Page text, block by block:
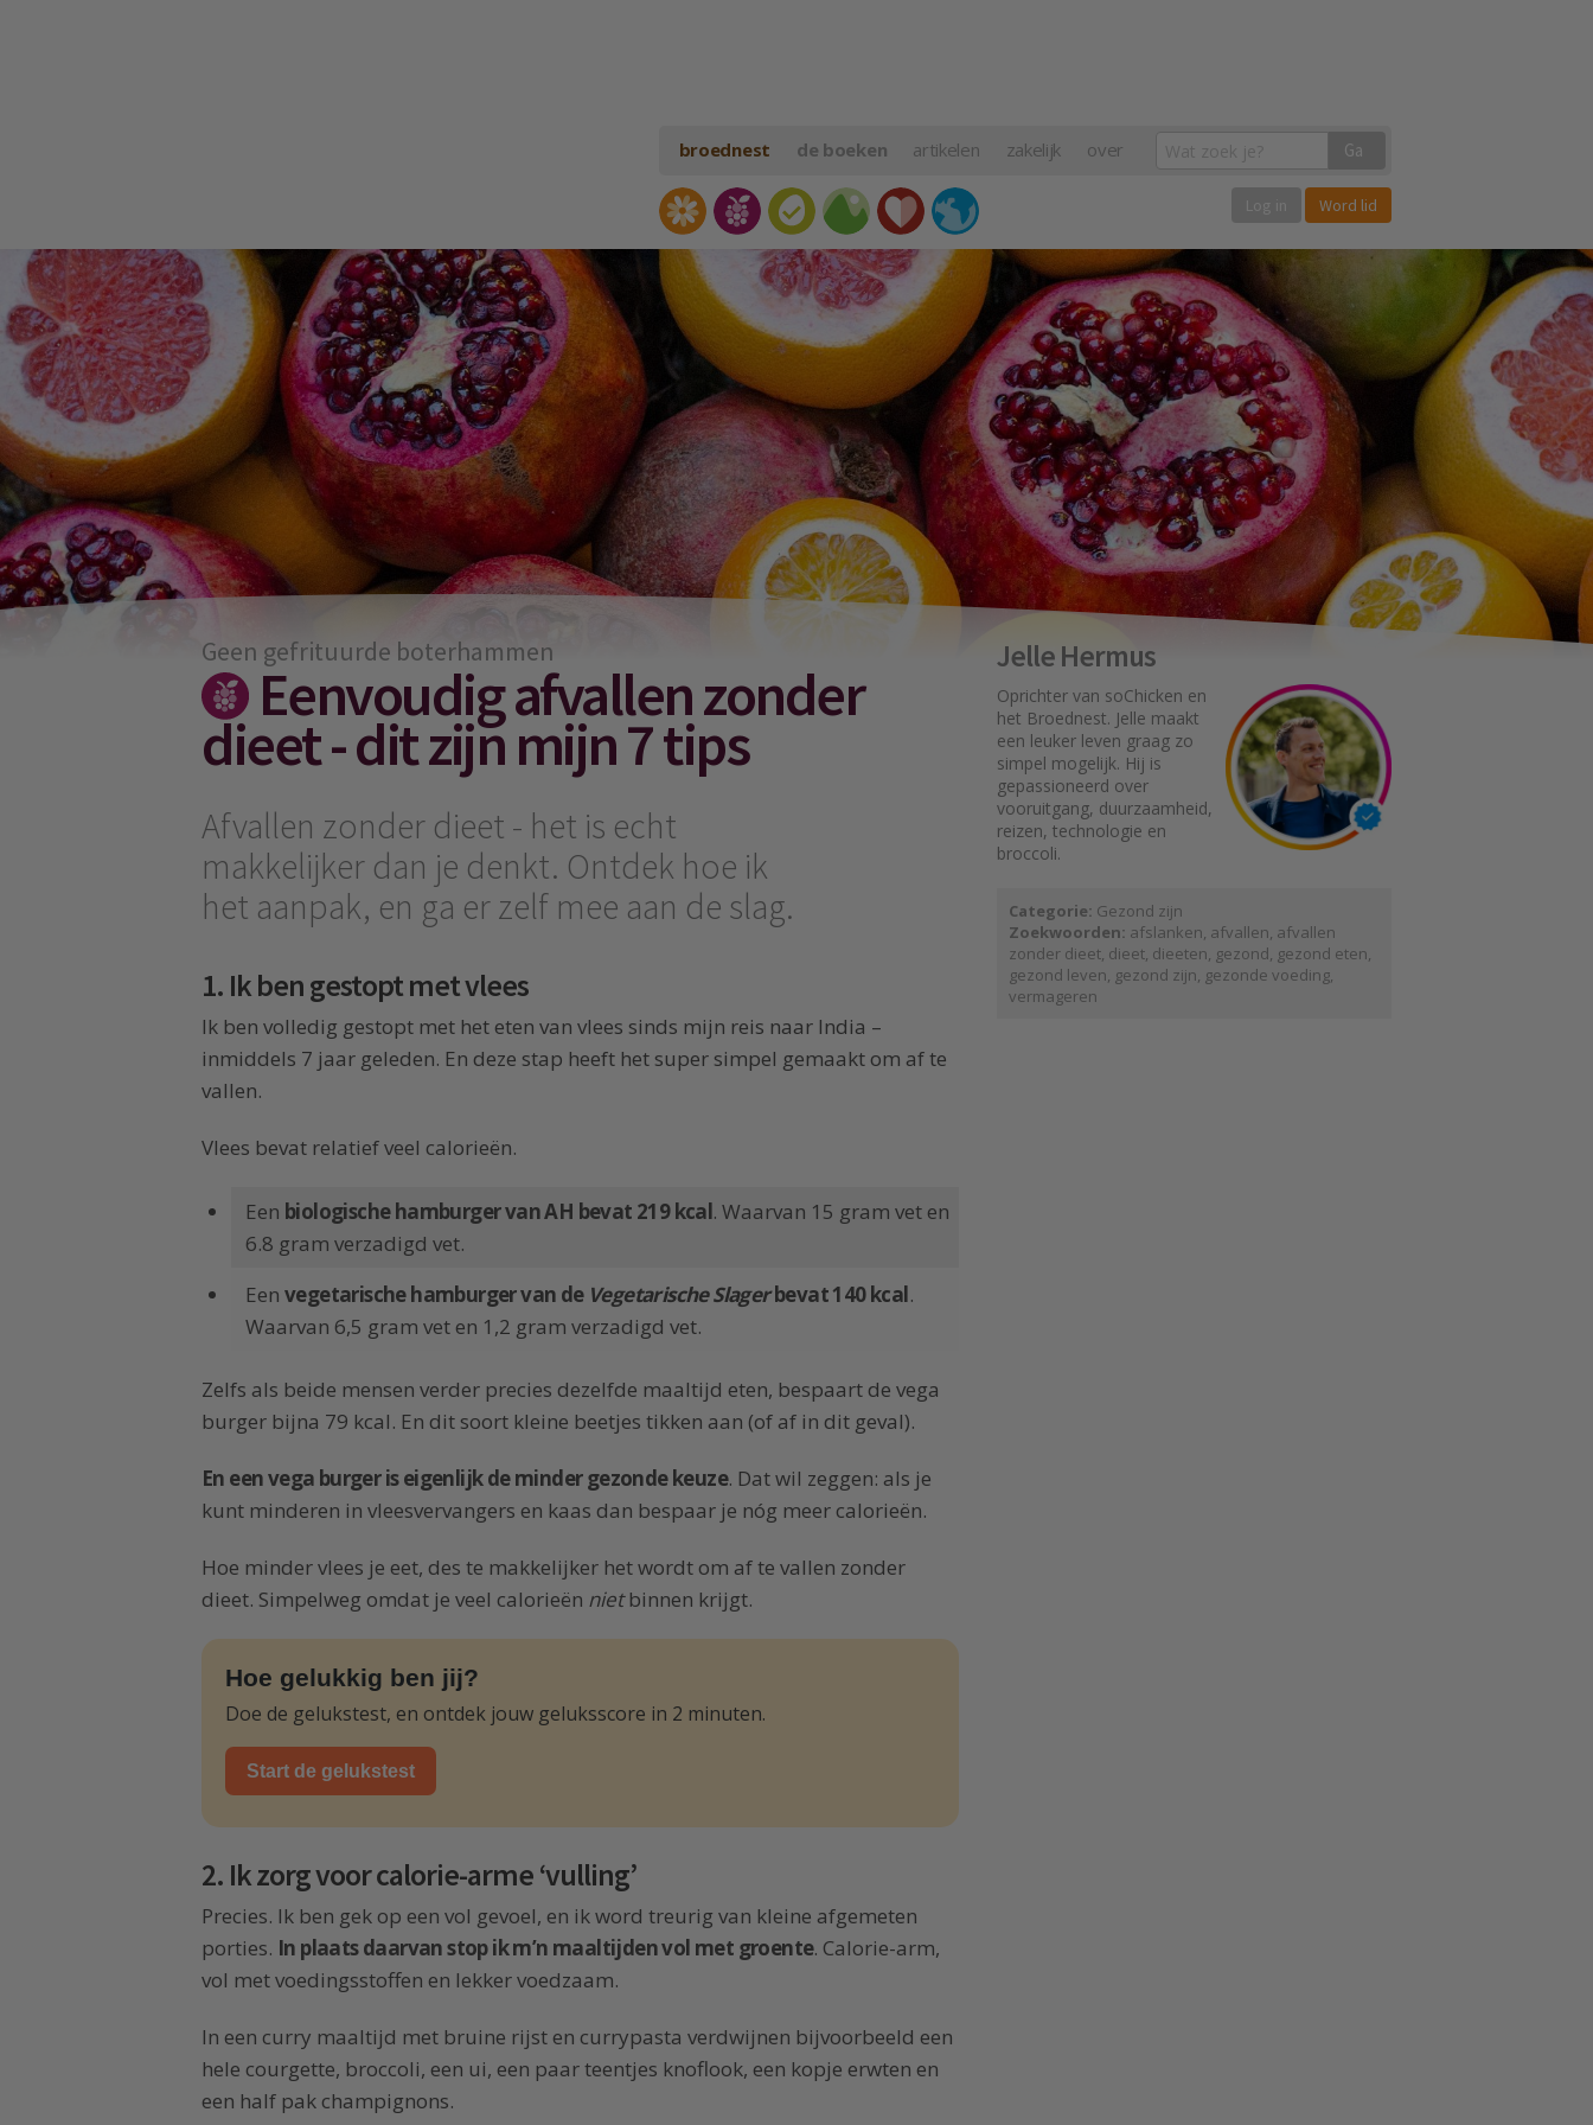
broednest de boeken artikelen zakelijk over Ga
Word lid
Geen gefrituurde boterhammen
Eenvoudig afvallen zonder
dieet - dit zijn mijn 7 tips
Afvallen zonder dieet - het is echt
makkelijker dan je denkt. Ontdek hoe ik
het aanpak, en ga er zelf mee aan de slag.
1. Ik ben gestopt met vlees
Ik ben volledig gestopt met het eten van vlees sinds mijn reis naar India –
inmiddels 7 jaar geleden. En deze stap heeft het super simpel gemaakt om af te
vallen.
Vlees bevat relatief veel calorieën.
Een biologische hamburger van AH bevat 219 kcal. Waarvan 15 gram vet en
6.8 gram verzadigd vet.
Een vegetarische hamburger van de Vegetarische Slagerbevat 140 kcal.
Waarvan 6,5 gram vet en 1,2 gram verzadigd vet.
Zelfs als beide mensen verder precies dezelfde maaltijd eten, bespaart de vega
burger bijna 79 kcal. En dit soort kleine beetjes tikken aan (of af in dit geval).
En een vega burger is eigenlijk de minder gezonde keuze. Dat wil zeggen: als je
kunt minderen in vleesvervangers en kaas dan bespaar je nóg meer calorieën.
Hoe minder vlees je eet, des te makkelijker het wordt om af te vallen zonder
dieet. Simpelweg omdat je veel calorieën nietbinnen krijgt.
Hoe gelukkig ben jij?
Doe de gelukstest, en ontdek jouw geluksscore in 2 minuten.
Start de gelukstest
2. Ik zorg voor calorie-arme ‘vulling’
Precies. Ik ben gek op een vol gevoel, en ik word treurig van kleine afgemeten
porties. In plaats daarvan stop ik m’n maaltijden vol met groente. Calorie-arm,
vol met voedingsstoffen en lekker voedzaam.
In een curry maaltijd met bruine rijst en currypasta verdwijnen bijvoorbeeld een
hele courgette, broccoli, een ui, een paar teentjes knoflook, een kopje erwten en
een half pak champignons.
Jelle Hermus
Oprichter van soChicken en
het Broednest. Jelle maakt
een leuker leven graag zo
simpel mogelijk. Hij is
gepassioneerd over
vooruitgang, duurzaamheid,
reizen, technologie en
broccoli.
Categorie: Gezond zijn
Zoekwoorden: afslanken, afvallen, afvallen
zonder dieet, dieet, dieeten, gezond, gezond eten,
gezond leven, gezond zijn, gezonde voeding,
vermageren